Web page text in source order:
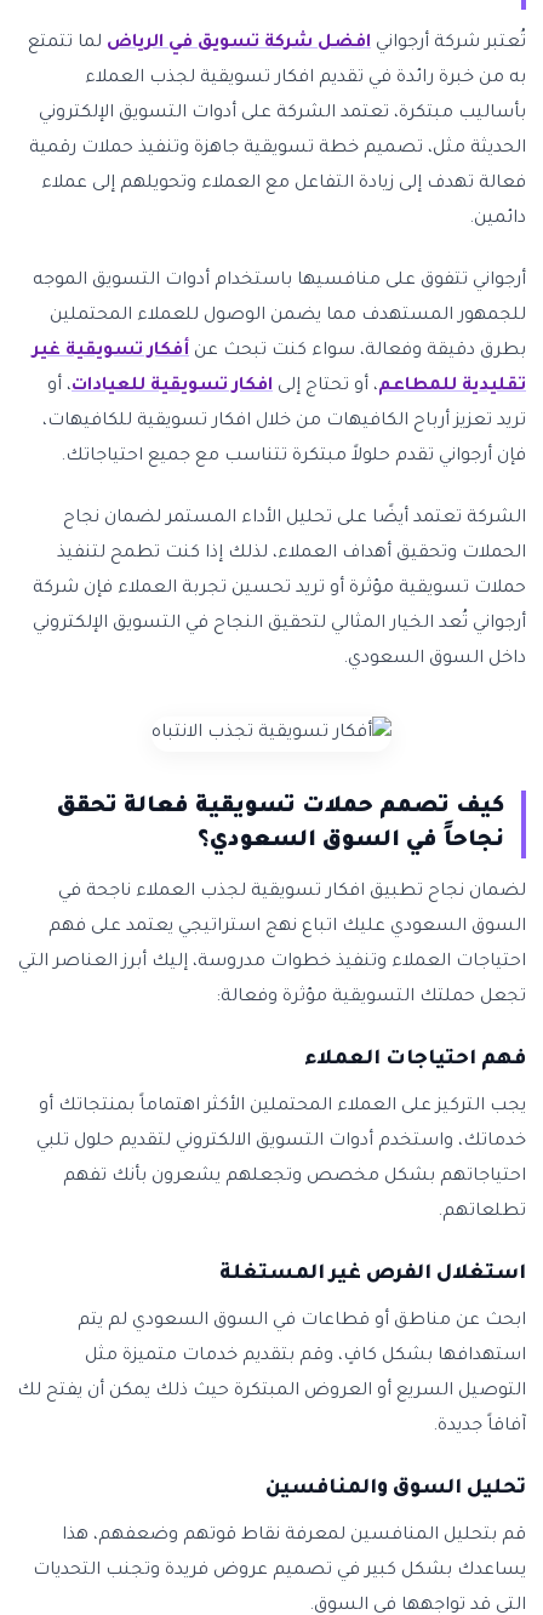
تُعتبر شركة أرجواني افضل شركة تسويق في الرياض لما تتمتع
به من خبرة رائدة في تقديم افكار تسويقية لجذب العملاء
بأساليب مبتكرة، تعتمد الشركة على أدوات التسويق الإلكتروني
الحديثة مثل، تصميم خطة تسويقية جاهزة وتنفيذ حملات رقمية
فعالة تهدف إلى زيادة التفاعل مع العملاء وتحويلهم إلى عملاء
دائمين.
أرجواني تتفوق على منافسيها باستخدام أدوات التسويق الموجه
للجمهور المستهدف مما يضمن الوصول للعملاء المحتملين
بطرق دقيقة وفعالة، سواء كنت تبحث عن أفكار تسويقية غير
تقليدية للمطاعم، أو تحتاج إلى افكار تسويقية للعيادات، أو
تريد تعزيز أرباح الكافيهات من خلال افكار تسويقية للكافيهات،
فإن أرجواني تقدم حلولاً مبتكرة تتناسب مع جميع احتياجاتك.
الشركة تعتمد أيضًا على تحليل الأداء المستمر لضمان نجاح
الحملات وتحقيق أهداف العملاء، لذلك إذا كنت تطمح لتنفيذ
حملات تسويقية مؤثرة أو تريد تحسين تجربة العملاء فإن شركة
أرجواني تُعد الخيار المثالي لتحقيق النجاح في التسويق الإلكتروني
داخل السوق السعودي.
كيف تصمم حملات تسويقية فعالة تحقق
نجاحاً في السوق السعودي؟
لضمان نجاح تطبيق افكار تسويقية لجذب العملاء ناجحة في
السوق السعودي عليك اتباع نهج استراتيجي يعتمد على فهم
احتياجات العملاء وتنفيذ خطوات مدروسة، إليك أبرز العناصر التي
تجعل حملتك التسويقية مؤثرة وفعالة:
فهم احتياجات العملاء
يجب التركيز على العملاء المحتملين الأكثر اهتماماً بمنتجاتك أو
خدماتك، واستخدم أدوات التسويق الالكتروني لتقديم حلول تلبي
احتياجاتهم بشكل مخصص وتجعلهم يشعرون بأنك تفهم
تطلعاتهم.
استغلال الفرص غير المستغلة
ابحث عن مناطق أو قطاعات في السوق السعودي لم يتم
استهدافها بشكل كافٍ، وقم بتقديم خدمات متميزة مثل
التوصيل السريع أو العروض المبتكرة حيث ذلك يمكن أن يفتح لك
آفاقاً جديدة.
تحليل السوق والمنافسين
قم بتحليل المنافسين لمعرفة نقاط قوتهم وضعفهم، هذا
يساعدك بشكل كبير في تصميم عروض فريدة وتجنب التحديات
التي قد تواجهها في السوق.